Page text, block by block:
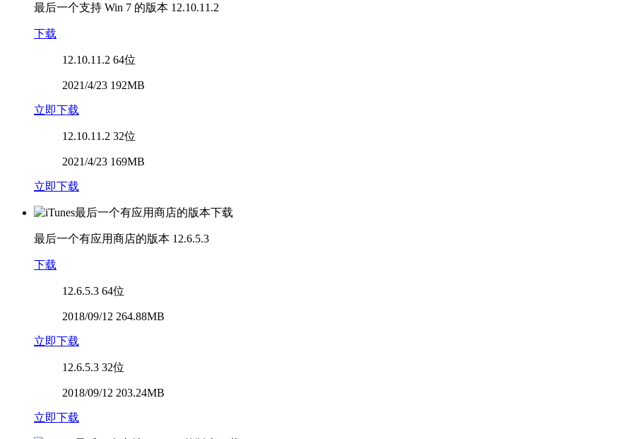
最后一个支持 Win 7 的版本 12.10.11.2
下载
12.10.11.2 64位
2021/4/23 192MB
立即下载
12.10.11.2 32位
2021/4/23 169MB
立即下载
最后一个有应用商店的版本 12.6.5.3
下载
12.6.5.3 64位
2018/09/12 264.88MB
立即下载
12.6.5.3 32位
2018/09/12 203.24MB
立即下载